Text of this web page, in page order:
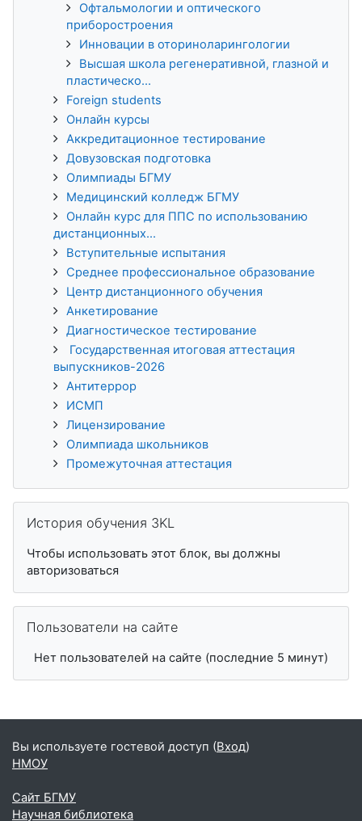
Офтальмологии и оптического
приборостроения
Инновации в оториноларингологии
Высшая школа регенеративной, глазной и
пластическо...
Foreign students
Онлайн курсы
Аккредитационное тестирование
Довузовская подготовка
Олимпиады БГМУ
Медицинский колледж БГМУ
Онлайн курс для ППС по использованию
дистанционных...
Вступительные испытания
Среднее профессиональное образование
Центр дистанционного обучения
Анкетирование
Диагностическое тестирование
Государственная итоговая аттестация
выпускников-2026
Антитеррор
ИСМП
Лицензирование
Олимпиада школьников
Промежуточная аттестация
История обучения 3KL
Чтобы использовать этот блок, вы должны
авторизоваться
Пользователи на сайте
Нет пользователей на сайте (последние 5 минут)
Вы используете гостевой доступ (Вход)
НМОУ
Сайт БГМУ
Научная библиотека